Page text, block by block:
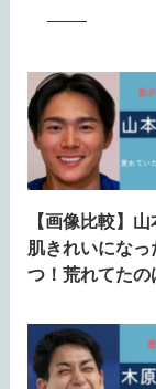
【画像比較】
肌きれいになっ
つ！荒れてたの